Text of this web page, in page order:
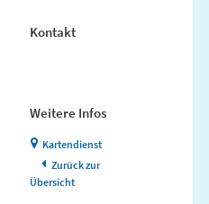
Kontakt
Weitere Infos
Kartendienst
Zurück zur
Übersicht